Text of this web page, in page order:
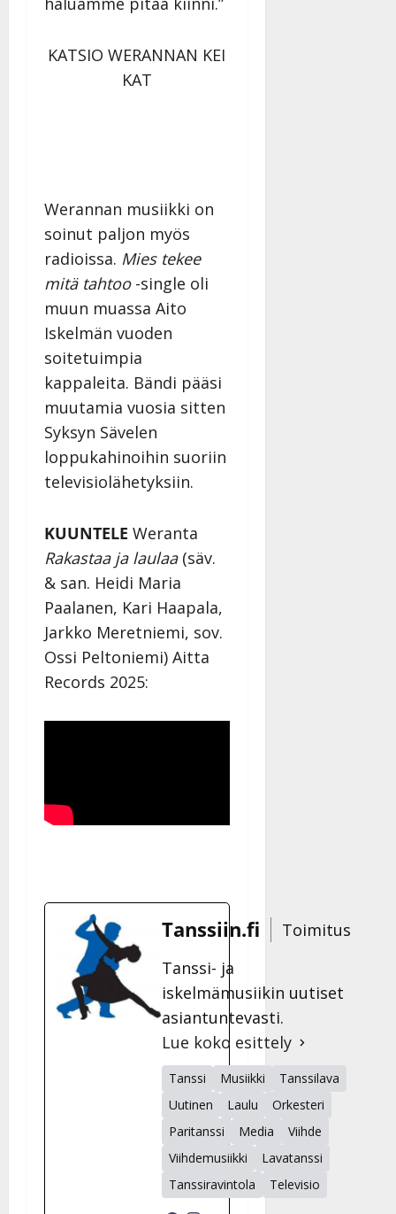
KATSIO WERANNAN KEI
KAT
Werannan musiikki on
soinut paljon myös
radioissa. Mies tekee
mitä tahtoo-single oli
muun muassa Aito
Iskelmän vuoden
soitetuimpia
kappaleita. Bändi pääsi
muutamia vuosia sitten
Syksyn Sävelen
loppukahinoihin suoriin
televisiolähetyksiin.
KUUNTELE Weranta
Rakastaa ja laulaa(säv.
& san. Heidi Maria
Paalanen, Kari Haapala,
Jarkko Meretniemi, sov.
Ossi Peltoniemi) Aitta
Records 2025:
Tanssiin.fi
Toimitus
Tanssi- ja
iskelmämusiikin uutiset
asiantuntevasti.
Lue koko esittely
Tanssi Musiikki
Tanssilava
Uutinen
Laulu
Orkesteri
Paritanssi
Media
Viihde
Viihdemusiikki
Lavatanssi
Tanssiravintola
Televisio